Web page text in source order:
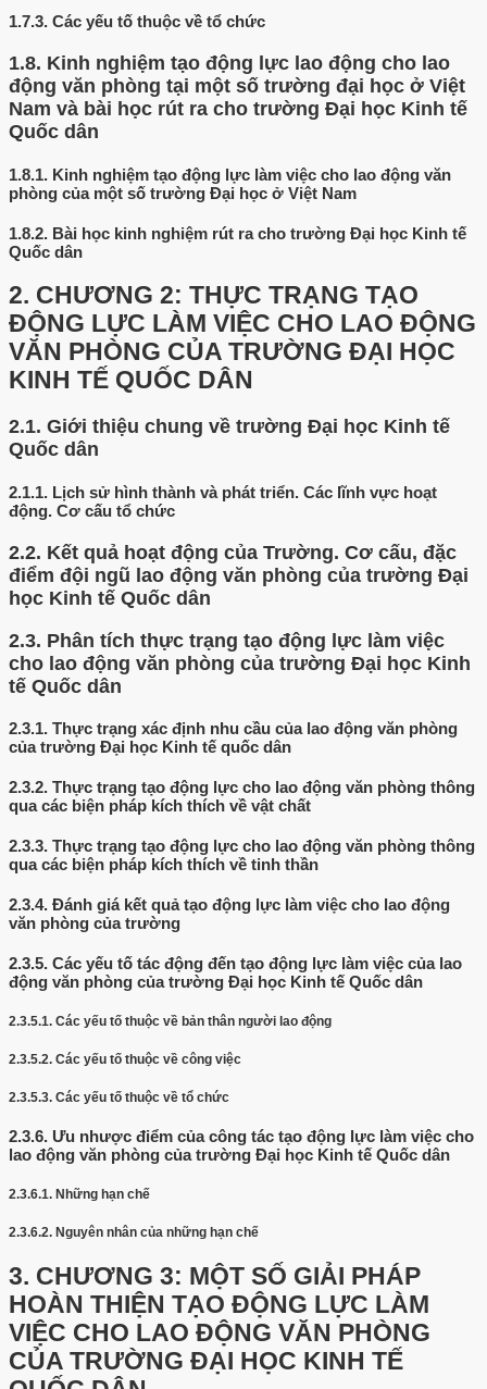
1.7.3. Các yếu tố thuộc về tổ chức
1.8. Kinh nghiệm tạo động lực lao động cho lao
động văn phòng tại một số trường đại học ở Việt
Nam và bài học rút ra cho trường Đại học Kinh tế
Quốc dân
1.8.1. Kinh nghiệm tạo động lực làm việc cho lao động văn
phòng của một số trường Đại học ở Việt Nam
1.8.2. Bài học kinh nghiệm rút ra cho trường Đại học Kinh tế
Quốc dân
2. CHƯƠNG 2: THỰC TRẠNG TẠO
ĐỘNG LỰC LÀM VIỆC CHO LAO ĐỘNG
VĂN PHÒNG CỦA TRƯỜNG ĐẠI HỌC
KINH TẾ QUỐC DÂN
2.1. Giới thiệu chung về trường Đại học Kinh tế
Quốc dân
2.1.1. Lịch sử hình thành và phát triển. Các lĩnh vực hoạt
động. Cơ cấu tổ chức
2.2. Kết quả hoạt động của Trường. Cơ cấu, đặc
điểm đội ngũ lao động văn phòng của trường Đại
học Kinh tế Quốc dân
2.3. Phân tích thực trạng tạo động lực làm việc
cho lao động văn phòng của trường Đại học Kinh
tế Quốc dân
2.3.1. Thực trạng xác định nhu cầu của lao động văn phòng
của trường Đại học Kinh tế quốc dân
2.3.2. Thực trạng tạo động lực cho lao động văn phòng thông
qua các biện pháp kích thích về vật chất
2.3.3. Thực trạng tạo động lực cho lao động văn phòng thông
qua các biện pháp kích thích về tinh thần
2.3.4. Đánh giá kết quả tạo động lực làm việc cho lao động
văn phòng của trường
2.3.5. Các yếu tố tác động đến tạo động lực làm việc của lao
động văn phòng của trường Đại học Kinh tế Quốc dân
2.3.5.1. Các yếu tố thuộc về bản thân người lao động
2.3.5.2. Các yếu tố thuộc về công việc
2.3.5.3. Các yếu tố thuộc về tổ chức
2.3.6. Ưu nhược điểm của công tác tạo động lực làm việc cho
lao động văn phòng của trường Đại học Kinh tế Quốc dân
2.3.6.1. Những hạn chế
2.3.6.2. Nguyên nhân của những hạn chế
3. CHƯƠNG 3: MỘT SỐ GIẢI PHÁP
HOÀN THIỆN TẠO ĐỘNG LỰC LÀM
VIỆC CHO LAO ĐỘNG VĂN PHÒNG
CỦA TRƯỜNG ĐẠI HỌC KINH TẾ